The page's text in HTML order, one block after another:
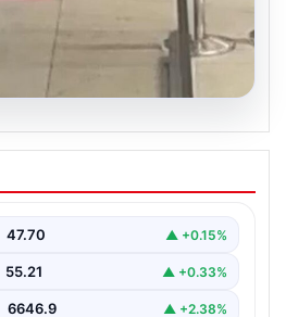
Heimlich
personele ödül
ile Kurtaran Havalimanı
47.70 ▲ +0.15%
55.21 ▲ +0.33%
6646.9 ▲ +2.38%